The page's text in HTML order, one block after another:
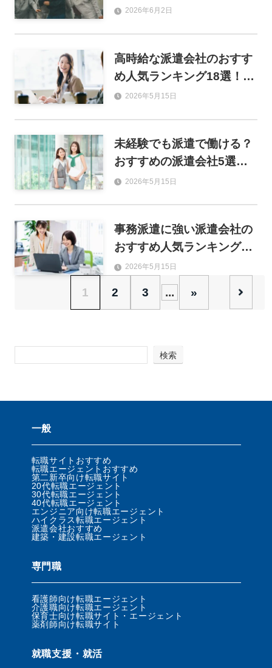
8！目的別の選び方から優
2026年6月2日
高時給な派遣会社のおすす
め人気ランキング18選！職
種別の平均時給と失敗しな
2026年5月15日
未経験でも派遣で働ける？
おすすめの派遣会社5選と
失敗しない選び方を解説
2026年5月15日
事務派遣に強い派遣会社の
おすすめ人気ランキング15
選！求人数・研修・福利厚
生で徹底比較
2026年5月15日
1 2 3 ... »
検索
一般
転職サイトおすすめ
転職エージェントおすすめ
第二新卒向け転職サイト
20代転職エージェント
30代転職エージェント
40代転職エージェント
エンジニア向け転職エージェント
ハイクラス転職エージェント
派遣会社おすすめ
建築・建設転職エージェント
専門職
看護師向け転職エージェント
介護職向け転職エージェント
保育士向け転職サイト・エージェント
薬剤師向け転職サイト
就職支援・就活